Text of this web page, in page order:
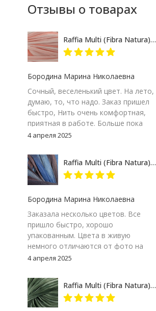
Отзывы о товарах
Raffia Multi (Fibra Natura) 117-17 розово-кремовый меланж, пряжа 35г
Бородина Марина Николаевна
Сочный, веселенький цвет. На лето,
думаю, то, что надо. Заказ пришел
быстро, Нить очень комфортная,
приятная в работе. Больше пока
сказать не могу – посмотрим на
пятерку и товару и продавцу за
качество сопровождения заказа!
4 апреля 2025
Raffia Multi (Fibra Natura) 117-07 сине-серый, пряжа 35г
Бородина Марина Николаевна
Заказала несколько цветов. Все
пришло быстро, хорошо
упакованным. Цвета в живую
немного отличаются от фото на
экране компьютера, но мне
Думаю, изделие получится
интересным
4 апреля 2025
Raffia Multi (Fibra Natura) 117-24 зеленый меланж, пряжа 35г